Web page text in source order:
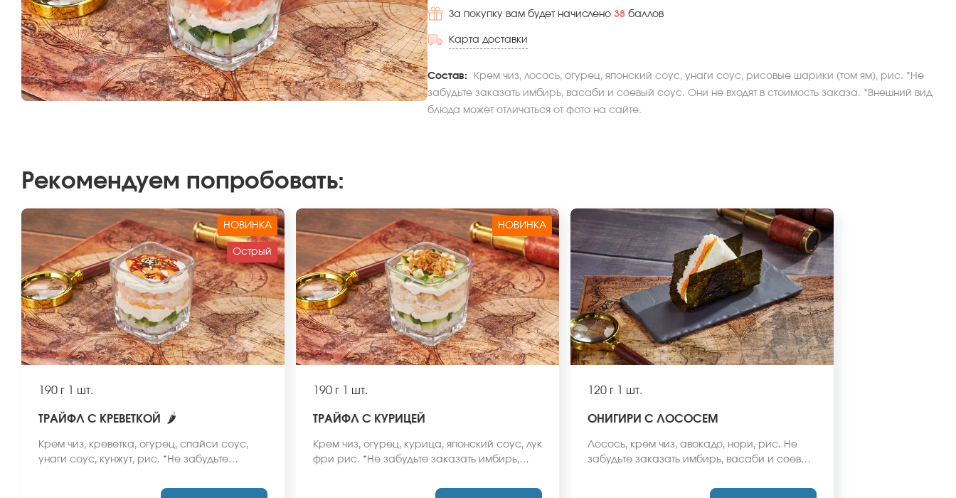
За покупку вам будет начислено 38 баллов
Карта доставки
Состав:
Крем чиз, лосось, огурец, японский соус, унаги соус, рисовые шарики (том ям), рис. *Не
забудьте заказать имбирь, васаби и соевый соус. Они не входят в стоимость заказа. *Внешний вид
блюда может отличаться от фото на сайте.
Рекомендуем попробовать:
НОВИНКА
Острый
190 г 1 шт.
ТРАЙФЛ С КРЕВЕТКОЙ 🌶
Крем чиз, креветка, огурец, спайси соус,
унаги соус, кунжут, рис. *Не забудьте
Они не входят в стоимость заказа. *Внешний
НОВИНКА
190 г 1 шт.
ТРАЙФЛ С КУРИЦЕЙ
Крем чиз, огурец, курица, японский соус, лук
фри рис. *Не забудьте заказать имбирь,
стоимость заказа. *Внешний вид блюда
120 г 1 шт.
ОНИГИРИ С ЛОСОСЕМ
Лосось, крем чиз, авокадо, нори, рис. Не
забудьте заказать имбирь, васаби и соевый
*Внешний вид блюда может отличаться от